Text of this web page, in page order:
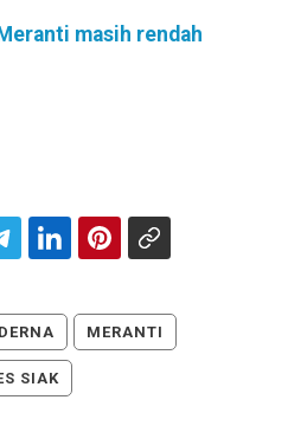
masih rendah
MERANTI
SIAK